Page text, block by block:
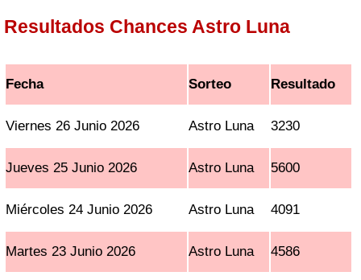
Resultados Chances Astro Luna
Fecha Sorteo Resultado
Viernes 26 Junio 2026 Astro Luna 3230
Jueves 25 Junio 2026 Astro Luna 5600
Miércoles 24 Junio 2026 Astro Luna 4091
Martes 23 Junio 2026 Astro Luna 4586